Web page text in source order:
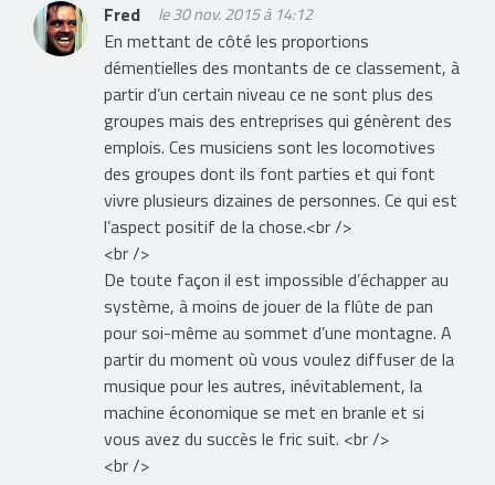
Fred le 30 nov. 2015 à 14:12
En mettant de côté les proportions
démentielles des montants de ce classement, à
partir d’un certain niveau ce ne sont plus des
groupes mais des entreprises qui génèrent des
emplois. Ces musiciens sont les locomotives
des groupes dont ils font parties et qui font
vivre plusieurs dizaines de personnes. Ce qui est
l’aspect positif de la chose.<br />
<br />
De toute façon il est impossible d’échapper au
système, à moins de jouer de la flûte de pan
pour soi-même au sommet d’une montagne. A
partir du moment où vous voulez diffuser de la
musique pour les autres, inévitablement, la
machine économique se met en branle et si
vous avez du succès le fric suit. <br />
<br />